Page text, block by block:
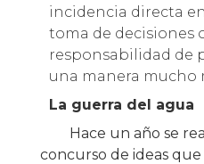
incidencia directa
toma de decisiones
responsabilidad de
una manera mucho
La guerra del agua
Hace un año se
concurso de ideas